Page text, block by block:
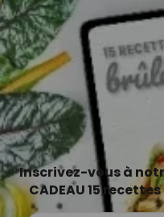
Inscrivez-vous à
CADEAU 15 recettes